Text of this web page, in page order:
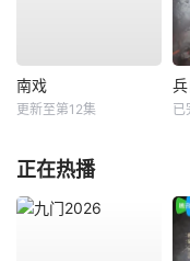
南戏
更新至第12集 已
正在热播